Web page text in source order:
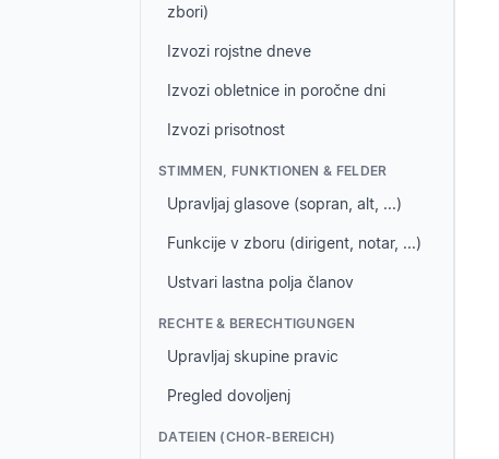
zbori)
Izvozi rojstne dneve
Izvozi obletnice in poročne dni
Izvozi prisotnost
STIMMEN, FUNKTIONEN & FELDER
Upravljaj glasove (sopran, alt, ...)
Funkcije v zboru (dirigent, notar, ...)
Ustvari lastna polja članov
RECHTE & BERECHTIGUNGEN
Upravljaj skupine pravic
Pregled dovoljenj
DATEIEN (CHOR-BEREICH)